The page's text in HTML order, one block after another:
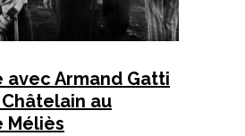
avec Armand Gatti
au
Méliès